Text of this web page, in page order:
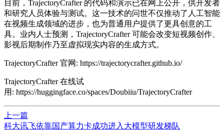
目前，TrajectoryCrafter 的代码和演示已在网上公开，供开发者
和研究人员体验与测试。这一技术的问世不仅推动了人工智能
在视频生成领域的进步，也为普通用户提供了更具创意的工
具。业内人士预测，TrajectoryCrafter 可能会改变短视频创作、
影视后期制作乃至虚拟现实内容的生成方式。
TrajectoryCrafter 官网: https://trajectorycrafter.github.io/
TrajectoryCrafter 在线试
用: https://huggingface.co/spaces/Doubiiu/TrajectoryCrafter
上一篇
科大讯飞依靠国产算力卡成功进入大模型研发梯队